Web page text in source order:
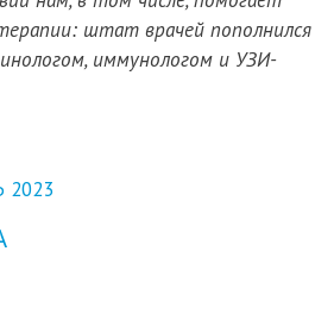
штат врачей пополнился
иммунологом и УЗИ-